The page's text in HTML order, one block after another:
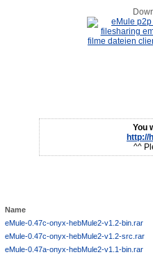
You
http://
^^
Name
eMule-0.47c-onyx-hebMule2-v1.2-bin.rar
eMule-0.47c-onyx-hebMule2-v1.2-src.rar
eMule-0.47a-onyx-hebMule2-v1.1-bin.rar